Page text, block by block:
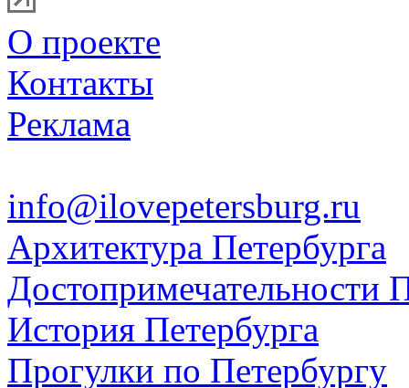
О проекте
Контакты
Реклама
info@ilovepetersburg.ru
Архитектура Петербурга
Достопримечательности
История Петербурга
Прогулки по Петербургу